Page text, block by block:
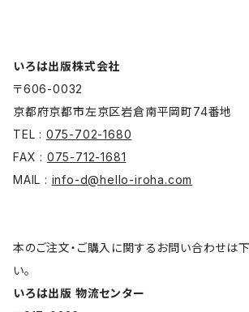
いろは出版株式会社
〒606-0032
京都府京都市左京区岩倉南平岡町74番地
TEL : 075-702-1680
FAX : 075-712-1681
MAIL : info-d@hello-iroha.com
本のご注文・ご購入に関するお問い合わせは
い。
いろは出版 物流センター